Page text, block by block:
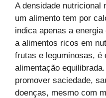
A densidade nutricional
um alimento tem por
indica apenas a
a alimentos ricos em
frutas e leguminosas, é
alimentação
promover saciedade,
doenças, mesmo com